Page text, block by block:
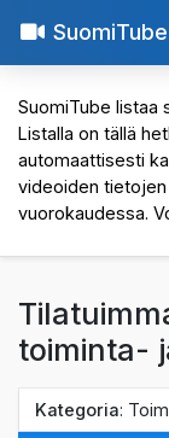
SuomiTube listaa
Listalla on tällä
automaattisesti
videoiden
vuorokaudessa.
toiminta-
Kategoria: